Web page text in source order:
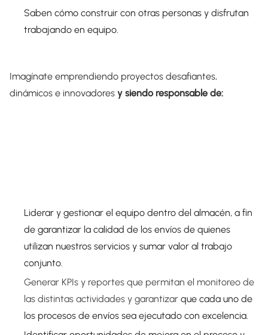
Saben cómo construir con otras personas y disfrutan
trabajando en equipo.
Imagínate emprendiendo proyectos desafiantes,
dinámicos e innovadores y siendo responsable de:
Liderar y gestionar el equipo dentro del almacén, a fin
de garantizar la calidad de los envíos de quienes
utilizan nuestros servicios y sumar valor al trabajo
conjunto.
Generar KPIs y reportes que permitan el monitoreo de
las distintas actividades y garantizar que cada uno de
los procesos de envíos sea ejecutado con excelencia.